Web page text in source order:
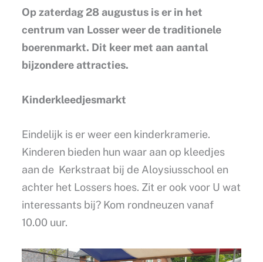
Op zaterdag 28 augustus is er in het
centrum van Losser weer de traditionele
boerenmarkt. Dit keer met aan aantal
bijzondere attracties.
Kinderkleedjesmarkt
Eindelijk is er weer een kinderkramerie.
Kinderen bieden hun waar aan op kleedjes
aan de Kerkstraat bij de Aloysiusschool en
achter het Lossers hoes. Zit er ook voor U wat
interessants bij? Kom rondneuzen vanaf
10.00 uur.